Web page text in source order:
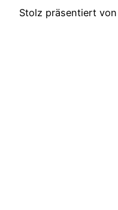
Stolz präsentiert von